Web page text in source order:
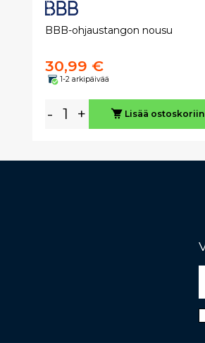
BBB-ohjaustangon nousu
30,99 €
1-2 arkipäivää
- + Lisää ostoskoriin